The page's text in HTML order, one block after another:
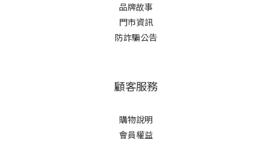
品牌故事
門市資訊
防詐騙公告
顧客服務
購物說明
會員權益